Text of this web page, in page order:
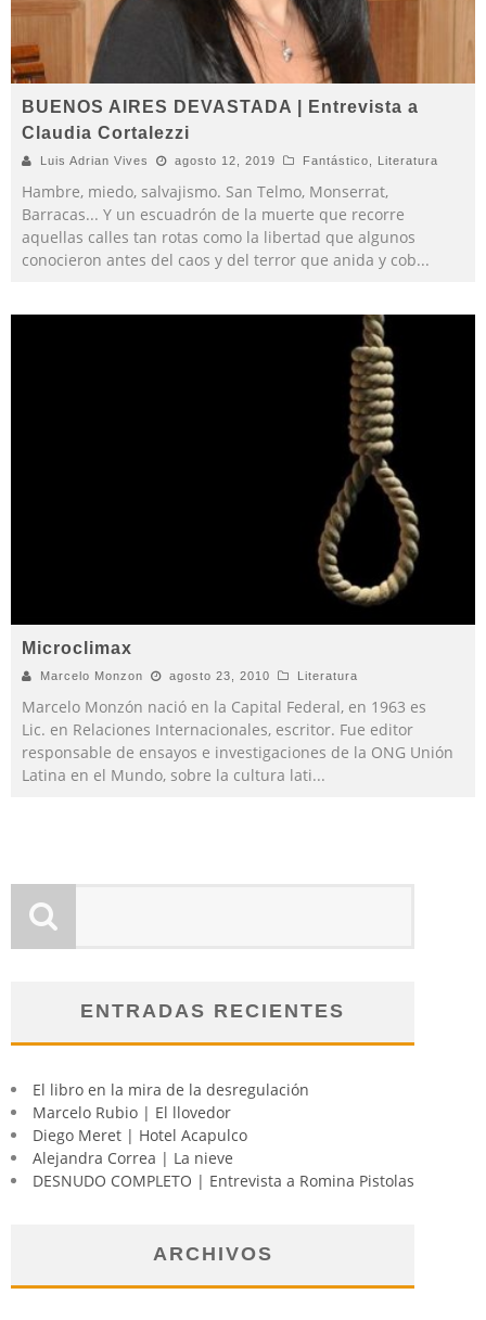
BUENOS AIRES DEVASTADA | Entrevista a
Claudia Cortalezzi
Luis Adrian Vives agosto 12, 2019 Fantástico Literatura
Hambre, miedo, salvajismo. San Telmo, Monserrat,
Barracas... Y un escuadrón de la muerte que recorre
aquellas calles tan rotas como la libertad que algunos
conocieron antes del caos y del terror que anida y cob...
Microclimax
Marcelo Monzon agosto 23, 2010 Literatura
Marcelo Monzón nació en la Capital Federal, en 1963 es
Lic. en Relaciones Internacionales, escritor. Fue editor
responsable de ensayos e investigaciones de la ONG Unión
Latina en el Mundo, sobre la cultura lati...
ENTRADAS RECIENTES
El libro en la mira de la desregulación
Marcelo Rubio | El llovedor
Diego Meret | Hotel Acapulco
Alejandra Correa | La nieve
DESNUDO COMPLETO | Entrevista a Romina Pistolas
ARCHIVOS